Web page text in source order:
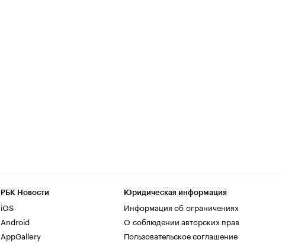
РБК Новости
iOS
Android
AppGallery
Юридическая информация
Информация об ограничениях
О соблюдении авторских прав
Пользовательское соглашение